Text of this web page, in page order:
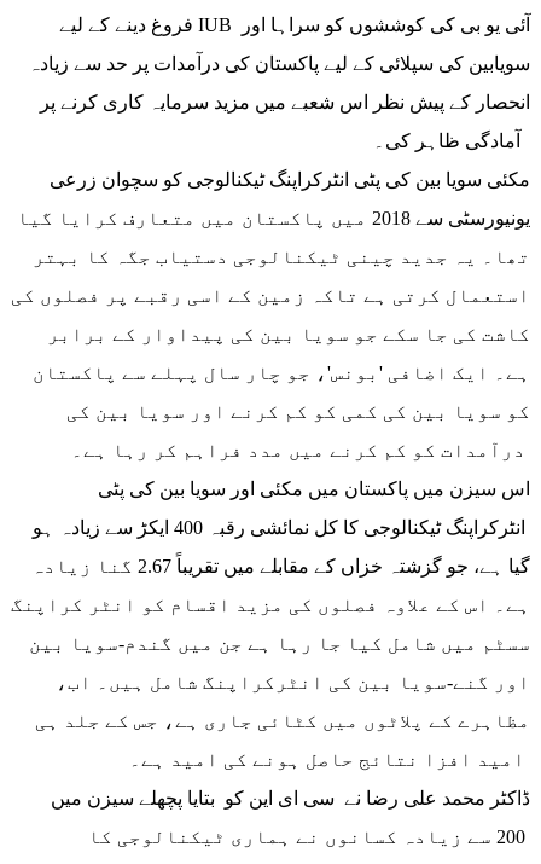
فروغ دینے کے لیے IUB آئی یو بی کی کوششوں کو سراہا اور
سویابین کی سپلائی کے لیے پاکستان کی درآمدات پر حد سے زیادہ
انحصار کے پیش نظر اس شعبے میں مزید سرمایہ کاری کرنے پر
مکئی سویا بین کی پٹی انٹرکراپنگ ٹیکنالوجی کو سچوان زرعی
یونیورسٹی سے 2018 میں پاکستان میں متعارف کرایا گیا
تھا۔ یہ جدید چینی ٹیکنالوجی دستیاب جگہ کا بہتر
استعمال کرتی ہے تاکہ زمین کے اسی رقبے پر فصلوں کی
کاشت کی جا سکے جو سویا بین کی پیداوار کے برابر
ہے۔ ایک اضافی 'بونس'، جو چار سال پہلے سے پاکستان
کو سویا بین کی کمی کو کم کرنے اور سویا بین کی
اس سیزن میں پاکستان میں مکئی اور سویا بین کی پٹی
انٹرکراپنگ ٹیکنالوجی کا کل نمائشی رقبہ 400 ایکڑ سے زیادہ ہو
گیا ہے، جو گزشتہ خزاں کے مقابلے میں تقریباً 2.67 گنا زیادہ
ہے۔ اس کے علاوہ فصلوں کی مزید اقسام کو انٹر کراپنگ
سسٹم میں شامل کیا جا رہا ہے جن میں گندم-سویا بین
اور گنے-سویا بین کی انٹرکراپنگ شامل ہیں۔ اب،
مظاہرے کے پلاٹوں میں کٹائی جاری ہے، جس کے جلد ہی
200 سے زیادہ کسانوں نے ہماری ٹیکنالوجی کا